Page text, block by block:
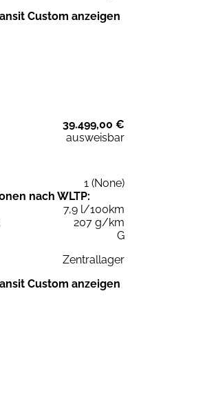
Custom anzeigen
39.499,00 €
ausweisbar
1 (None)
nach WLTP:
7,9 l/100km
207 g/km
G
Zentrallager
Custom anzeigen